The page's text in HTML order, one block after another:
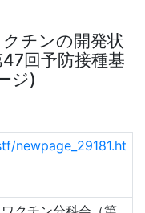
チンの開発状
回予防接種基
ジ)
newpage_29181.ht